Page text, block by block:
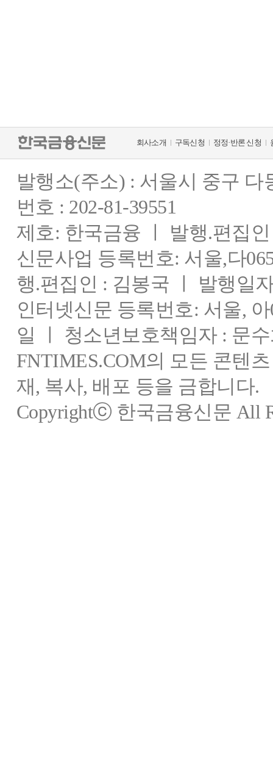
회사소개 구독신청 정정·반론 신청
발행소(주소) : 서울시 중구
번호 : 202-81-39551
제호: 한국금융 ㅣ 발행.편집
신문사업 등록번호: 서울,다
행.편집인 : 김봉국 ㅣ 발행일
인터넷신문 등록번호: 서울,
일 ㅣ 청소년보호책임자 : 문
FNTIMES.COM의 모든 콘텐
재, 복사, 배포 등을 금합니다.
Copyrightⓒ 한국금융신문 All